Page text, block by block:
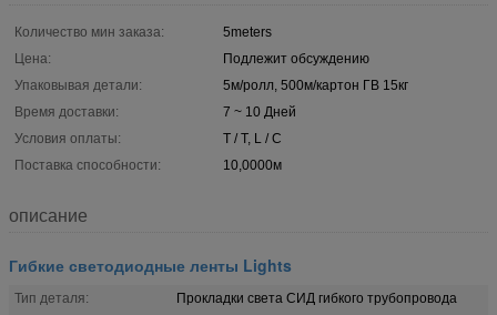
Количество мин заказа:
5meters
Цена:
Подлежит обсуждению
Упаковывая детали:
5м/ролл, 500м/картон ГВ 15кг
Время доставки:
7 ~ 10 Дней
Условия оплаты:
T / T, L / C
Поставка способности:
10,0000м
описание
Гибкие светодиодные ленты Lights
Тип деталя:
Прокладки света СИД гибкого трубопровода